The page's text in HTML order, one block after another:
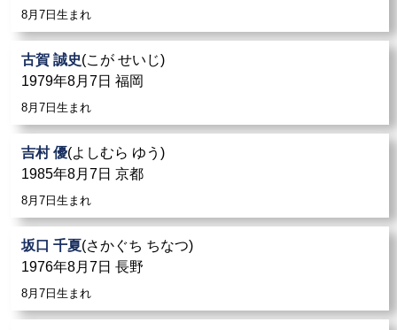
8月7日生まれ
古賀 誠史(こが せいじ)
1979年8月7日 福岡
8月7日生まれ
吉村 優(よしむら ゆう)
1985年8月7日 京都
8月7日生まれ
坂口 千夏(さかぐち ちなつ)
1976年8月7日 長野
8月7日生まれ